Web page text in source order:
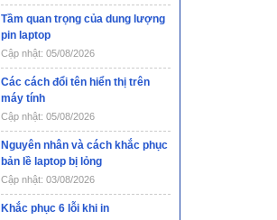
Tầm quan trọng của dung lượng
pin laptop
Cập nhật: 05/08/2026
Các cách đổi tên hiển thị trên
máy tính
Cập nhật: 05/08/2026
Nguyên nhân và cách khắc phục
bản lề laptop bị lỏng
Cập nhật: 03/08/2026
Khắc phục 6 lỗi khi in